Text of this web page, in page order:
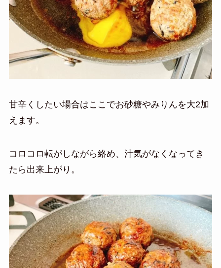
甘辛くしたい場合はここでお砂糖やみりんを大2加
えます。
コロコロ転がしながら絡め、汁気がなくなってき
たら出来上がり。